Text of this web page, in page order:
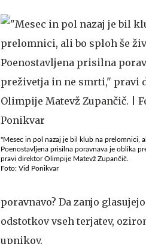
"Mesec in pol nazaj je bil klub na prelomnici,
Poenostavljena prisilna poravnava je oblika
pravi direktor Olimpije Matevž Zupančič.
Foto: Vid Ponikvar
poravnavo? Da zanjo
odstotkov vseh terjatev,
upnikov.